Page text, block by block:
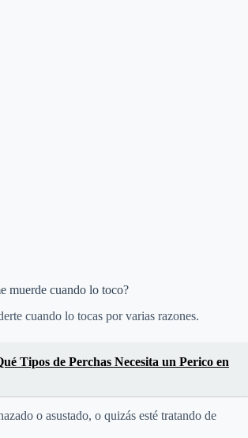
muerde cuando lo toco?
cuando lo tocas por varias razones.
Tipos de Perchas Necesita un Perico en
o asustado, o quizás esté tratando de